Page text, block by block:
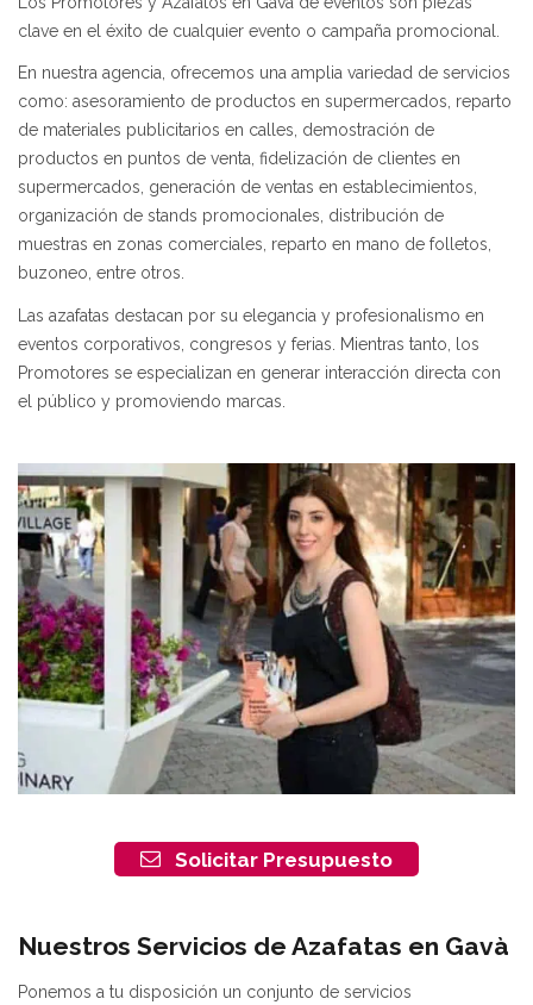
clave en el éxito de cualquier evento o campaña promocional.
En nuestra agencia, ofrecemos una amplia variedad de servicios
como: asesoramiento de productos en supermercados, reparto
de materiales publicitarios en calles, demostración de
productos en puntos de venta, fidelización de clientes en
supermercados, generación de ventas en establecimientos,
organización de stands promocionales, distribución de
muestras en zonas comerciales, reparto en mano de folletos,
buzoneo, entre otros.
Las azafatas destacan por su elegancia y profesionalismo en
eventos corporativos, congresos y ferias. Mientras tanto, los
Promotores se especializan en generar interacción directa con
el público y promoviendo marcas.
Solicitar Presupuesto
Nuestros Servicios de Azafatas en Gavà
Ponemos a tu disposición un conjunto de servicios